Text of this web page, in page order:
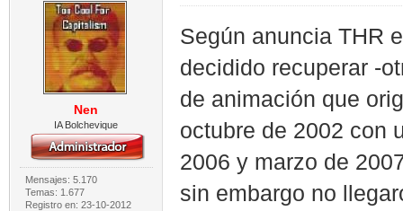
Nen
IA Bolchevique
Mensajes: 5.170
Temas: 1.677
Registro en: 23-10-2012
Según anuncia THR
decidido recuperar -
de animación que
octubre de 2002 con
2006 y marzo de
sin embargo no